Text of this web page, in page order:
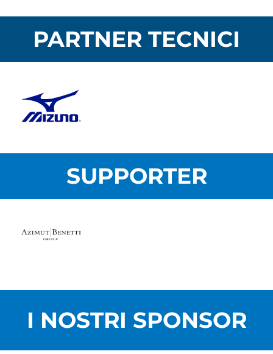
PARTNER TECNICI
SUPPORTER
I NOSTRI SPONSOR